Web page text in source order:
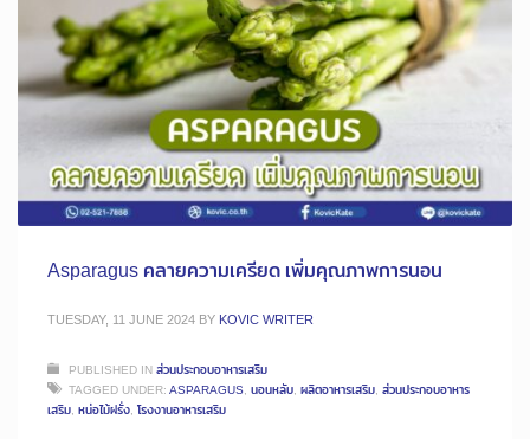
Asparagus คลายความเครียด เพิ่มคุณภาพการนอน
TUESDAY, 11 JUNE 2024 BY KOVIC WRITER
PUBLISHED INส่วนประกอบอาหารเสริม
TAGGED UNDER:ASPARAGUS, นอนหลับ, ผลิตอาหารเสริม, ส่วนประกอบอาหาร
เสริม, หน่อไม้ฝรั่ง, โรงงานอาหารเสริม